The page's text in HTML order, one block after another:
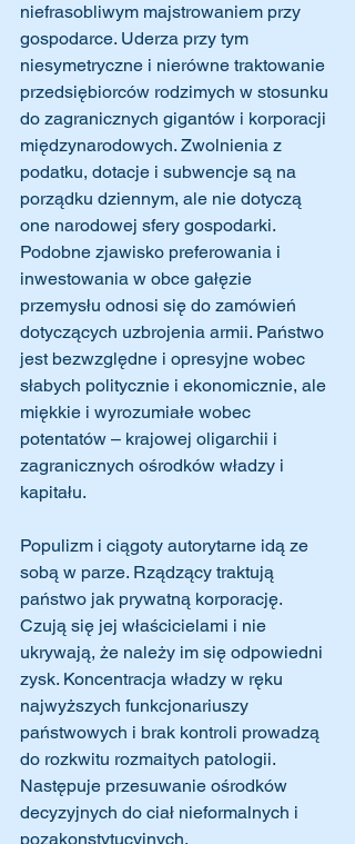
niefrasobliwym majstrowaniem przy
gospodarce. Uderza przy tym
niesymetryczne i nierówne traktowanie
przedsiębiorców rodzimych w stosunku
do zagranicznych gigantów i korporacji
międzynarodowych. Zwolnienia z
podatku, dotacje i subwencje są na
porządku dziennym, ale nie dotyczą
one narodowej sfery gospodarki.
Podobne zjawisko preferowania i
inwestowania w obce gałęzie
przemysłu odnosi się do zamówień
dotyczących uzbrojenia armii. Państwo
jest bezwzględne i opresyjne wobec
słabych politycznie i ekonomicznie, ale
miękkie i wyrozumiałe wobec
potentatów – krajowej oligarchii i
zagranicznych ośrodków władzy i
kapitału.
Populizm i ciągoty autorytarne idą ze
sobą w parze. Rządzący traktują
państwo jak prywatną korporację.
Czują się jej właścicielami i nie
ukrywają, że należy im się odpowiedni
zysk. Koncentracja władzy w ręku
najwyższych funkcjonariuszy
państwowych i brak kontroli prowadzą
do rozkwitu rozmaitych patologii.
Następuje przesuwanie ośrodków
decyzyjnych do ciał nieformalnych i
pozakonstytucyjnych.